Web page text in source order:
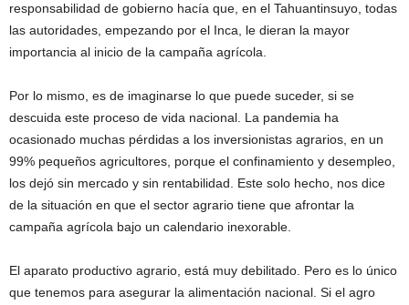
responsabilidad de gobierno hacía que, en el Tahuantinsuyo, todas
las autoridades, empezando por el Inca, le dieran la mayor
importancia al inicio de la campaña agrícola.
Por lo mismo, es de imaginarse lo que puede suceder, si se
descuida este proceso de vida nacional. La pandemia ha
ocasionado muchas pérdidas a los inversionistas agrarios, en un
99% pequeños agricultores, porque el confinamiento y desempleo,
los dejó sin mercado y sin rentabilidad. Este solo hecho, nos dice
de la situación en que el sector agrario tiene que afrontar la
campaña agrícola bajo un calendario inexorable.
El aparato productivo agrario, está muy debilitado. Pero es lo único
que tenemos para asegurar la alimentación nacional. Si el agro